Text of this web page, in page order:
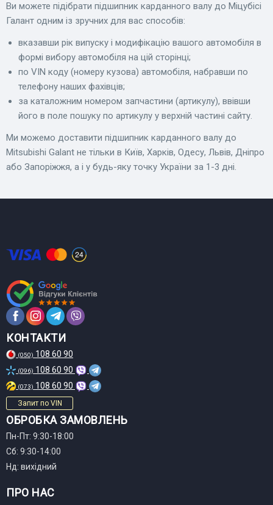
Ви можете підібрати підшипник карданного валу до Міцубісі
Галант одним із зручних для вас способів:
вказавши рік випуску і модифікацію вашого автомобіля в
формі вибору автомобіля на цій сторінці;
по VIN коду (номеру кузова) автомобіля, набравши по
телефону наших фахівців;
за каталожним номером запчастини (артикулу), ввівши
його в поле пошуку по артикулу у верхній частині сайту.
Ми можемо доставити підшипник карданного валу до
Mitsubishi Galant не тільки в Київ, Харків, Одесу, Львів, Дніпро
або Запоріжжя, а і у будь-яку точку України за 1-3 дні.
КОНТАКТИ
(050) 108 60 90
(096) 108 60 90
(073) 108 60 90
Запит по VIN
ОБРОБКА ЗАМОВЛЕНЬ
Пн-Пт: 9:30-18:00
Сб: 9:30-14:00
Нд: вихідний
ПРО НАС